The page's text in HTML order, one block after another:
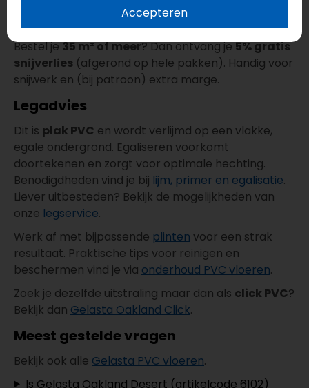
Gratis snijverlies
Bestel je35 m² of meer? Dan ontvang je5% gratis
snijverlies (afgerond op hele pakken). Handig voor
snijwerk en (bij patroon) extra marge.
Legadvies
Dit is plak PVC en wordt verlijmd op een vlakke,
egale ondergrond. Egaliseren voorkomt
doortekenen en zorgt voor optimale hechting.
Benodigdheden vind je bij lijm, primer en egalisatie.
Liever uitbesteden? Bekijk de mogelijkheden van
onze legservice.
Werk af met bijpassende plinten voor een strak
resultaat. Praktische tips voor reinigen en
beschermen vind je via onderhoud PVC vloeren.
Zoek je dezelfde uitstraling maar dan als click PVC?
Bekijk dan Gelasta Oakland Click.
Meest gestelde vragen
Bekijk ook alle Gelasta PVC vloeren.
Is Gelasta Oakland Desert (artikelcode 6102)
Accepteren